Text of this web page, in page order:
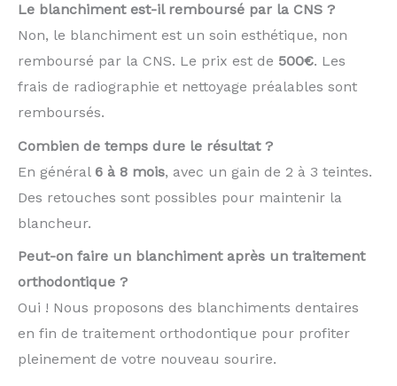
Le blanchiment est-il remboursé par la CNS ?
Non, le blanchiment est un soin esthétique, non
remboursé par la CNS. Le prix est de 500€. Les
frais de radiographie et nettoyage préalables sont
remboursés.
Combien de temps dure le résultat ?
En général 6 à 8 mois, avec un gain de 2 à 3 teintes.
Des retouches sont possibles pour maintenir la
blancheur.
Peut-on faire un blanchiment après un traitement
orthodontique ?
Oui ! Nous proposons des blanchiments dentaires
en fin de traitement orthodontique pour profiter
pleinement de votre nouveau sourire.